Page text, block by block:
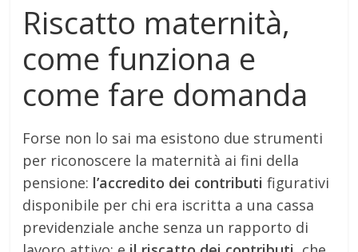
Riscatto maternità,
come funziona e
come fare domanda
Forse non lo sai ma esistono due strumenti
per riconoscere la maternità ai fini della
pensione: l’accredito dei contributi figurativi
disponibile per chi era iscritta a una cassa
previdenziale anche senza un rapporto di